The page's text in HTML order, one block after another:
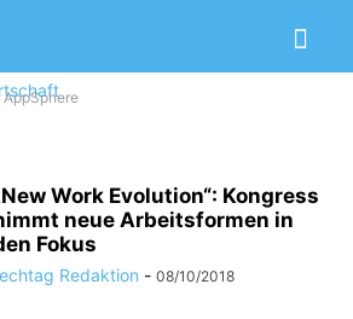
AppSphere
Work Evolution“: Kongress
neue Arbeitsformen in
Fokus
Redaktion - 08/10/2018